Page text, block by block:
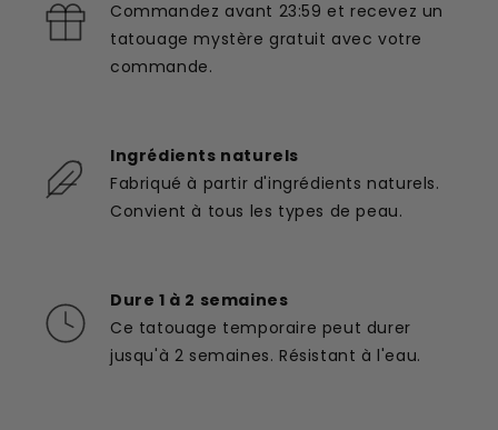
Commandez avant 23:59 et recevez un
tatouage mystère gratuit avec votre
commande.
Ingrédients naturels
Fabriqué à partir d'ingrédients naturels.
Convient à tous les types de peau.
Dure 1 à 2 semaines
Ce tatouage temporaire peut durer
jusqu'à 2 semaines. Résistant à l'eau.